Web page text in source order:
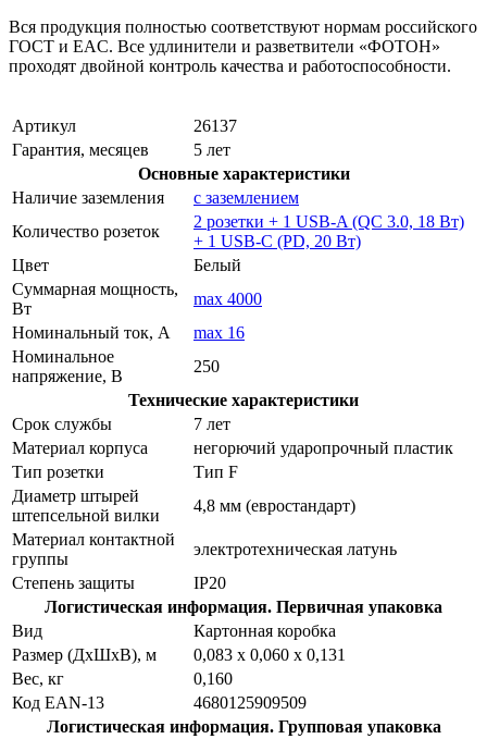
Вся продукция полностью соответствуют нормам российского
ГОСТ и EAC. Все удлинители и разветвители «ФОТОН»
проходят двойной контроль качества и работоспособности.
Артикул
26137
Гарантия, месяцев
5 лет
Основные характеристики
Наличие заземления
с заземлением
Количество розеток
2 розетки + 1 USB-A (QC 3.0, 18 Вт)
+ 1 USB-C (PD, 20 Вт)
Цвет
Белый
Суммарная мощность,
Вт
max 4000
Номинальный ток, А
max 16
Номинальное
напряжение, В
250
Технические характеристики
Срок службы
7 лет
Материал корпуса
негорючий ударопрочный пластик
Тип розетки
Тип F
Диаметр штырей
штепсельной вилки
4,8 мм (евростандарт)
Материал контактной
группы
электротехническая латунь
Степень защиты
IP20
Логистическая информация. Первичная упаковка
Вид
Картонная коробка
Размер (ДхШхВ), м
0,083 x 0,060 x 0,131
Вес, кг
0,160
Код EAN-13
4680125909509
Логистическая информация. Групповая упаковка